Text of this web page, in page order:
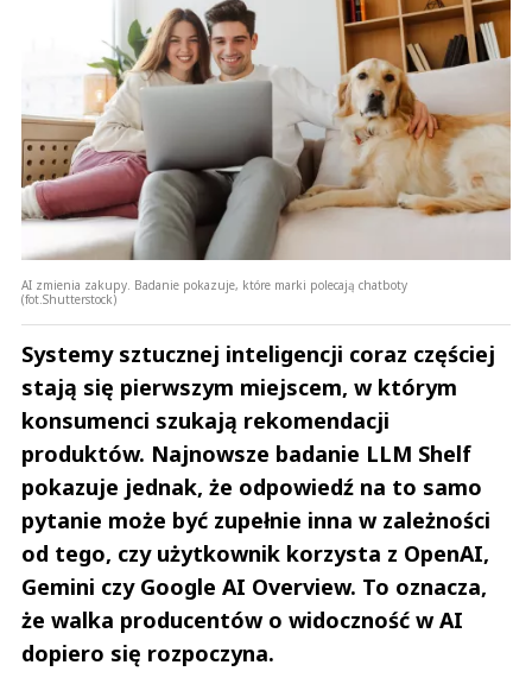
AI zmienia zakupy. Badanie pokazuje, które marki polecają chatboty
(fot.Shutterstock)
Systemy sztucznej inteligencji coraz częściej
stają się pierwszym miejscem, w którym
konsumenci szukają rekomendacji
produktów. Najnowsze badanie LLM Shelf
pokazuje jednak, że odpowiedź na to samo
pytanie może być zupełnie inna w zależności
od tego, czy użytkownik korzysta z OpenAI,
Gemini czy Google AI Overview. To oznacza,
że walka producentów o widoczność w AI
dopiero się rozpoczyna.